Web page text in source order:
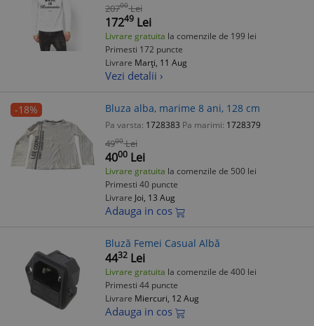
20700 Lei
17249 Lei
Livrare gratuita la comenzile de 199 lei
Primesti 172 puncte
Livrare Marți, 11 Aug
Vezi detalii ›
-18% Bluza alba, marime 8 ani, 128 cm
Pa varsta: 1728383 Pa marimi: 1728379
4900 Lei
4000 Lei
Livrare gratuita la comenzile de 500 lei
Primesti 40 puncte
Livrare Joi, 13 Aug
Adauga in cos
Bluză Femei Casual Albă
4432 Lei
Livrare gratuita la comenzile de 400 lei
Primesti 44 puncte
Livrare Miercuri, 12 Aug
Adauga in cos